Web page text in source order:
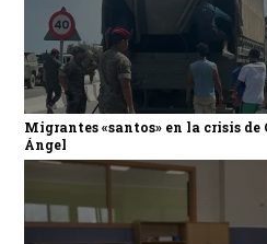
Migrantes «santos» en la crisis
Ángel